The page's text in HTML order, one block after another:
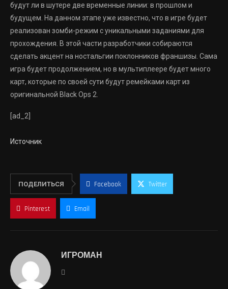
будут ли в шутере две временные линии: в прошлом и
будущем. На данном этапе уже известно, что в игре будет
реализован зомби-режим с уникальными заданиями для
прохождения. В этой части разработчики собираются
сделать акцент на ностальгии поклонников франшизы. Сама
игра будет продолжением, но в мультиплеере будет много
карт, которые по своей сути будут ремейками карт из
оригинальной Black Ops 2.
[ad_2]
Источник
ПОДЕЛИТЬСЯ Facebook Twitter
Pinterest Email
ИГРОМАН